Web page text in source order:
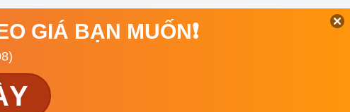
GIÁ BẠN MUỐN❗